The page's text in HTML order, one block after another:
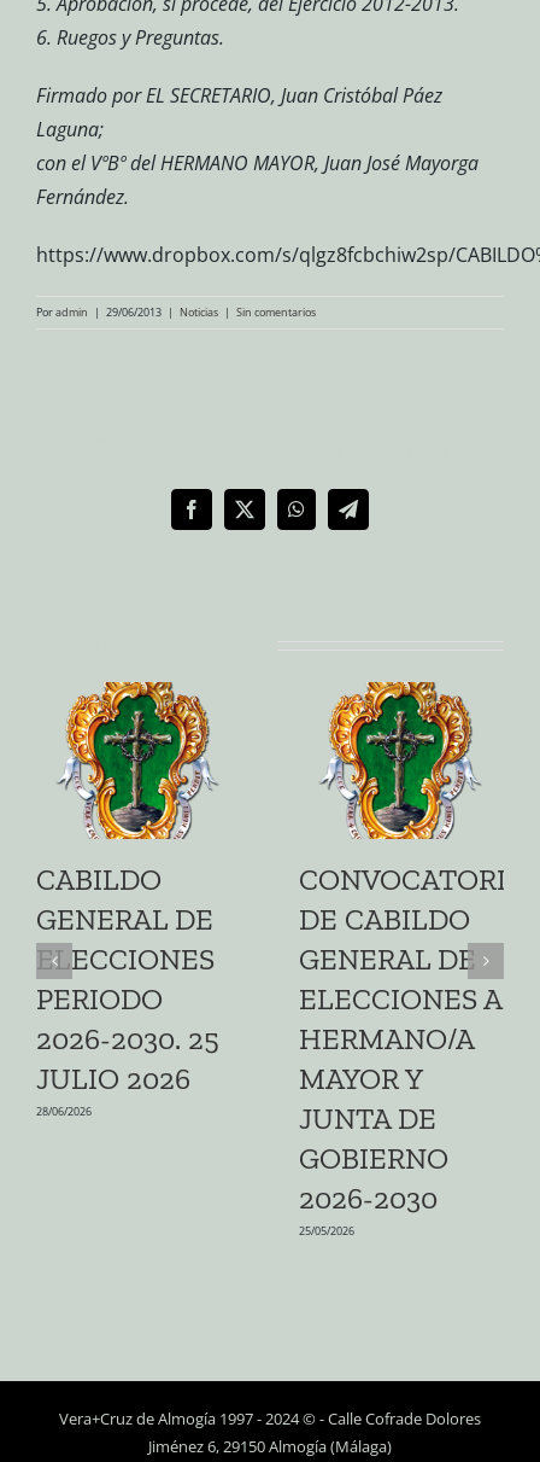
6. Ruegos y Preguntas.
Firmado por EL SECRETARIO, Juan Cristóbal Páez
Laguna;
con el VºBº del HERMANO MAYOR, Juan José Mayorga
Fernández.
https://www.dropbox.com/s/qlgz8fcbchiw2sp/
Poradmin | 29/06/2013 | Noticias | Sin comentarios
Facebook
X WhatsAppTelegram
CABILDO
GENERAL DE
ELECCIONES
PERIODO
2026-2030. 25
JULIO 2026
28/06/2026
CONVOCATORIA
DE CABILDO
GENERAL DE
ELECCIONES A
HERMANO/A
MAYOR Y
JUNTA DE
GOBIERNO
2026-2030
25/05/2026
Vera+Cruz de Almogía 1997 - 2024 © - Calle Cofrade Dolores
Jiménez 6, 29150 Almogía (Málaga)